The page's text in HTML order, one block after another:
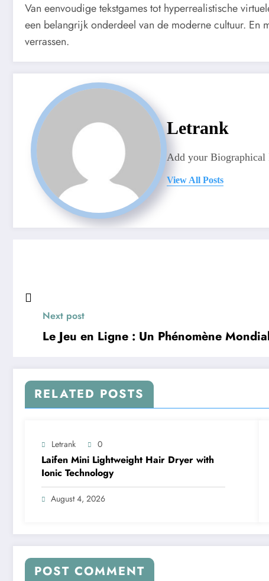
Van eenvoudige tekstgames tot hyperrealistische
een belangrijk onderdeel van de moderne cultuur.
verrassen.
Letrank
Add your Biographical
View All Posts
Next post
Le Jeu en Ligne : Un Phénomène
RELATED POSTS
Letrank 0
Laifen Mini Lightweight Hair Dryer with
Ionic Technology
August 4, 2026
POST COMMENT